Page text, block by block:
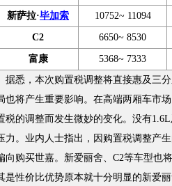
新萨拉·毕加索 10752~ 11094
C2 6650~ 8530
富康 5368~ 7333
，本次购置税调整将直接惠及三分
也将产生重要影响。在高端两厢车市
税的调整而发生微妙的变化。没有
力。业内人士指出，因购置税调整产
向购买世嘉。新爱丽舍、C2等车型也
是性价比优势原本就十分明显的新爱